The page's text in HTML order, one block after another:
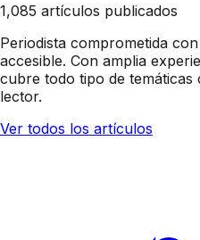
1,085 artículos publicados
Periodista comprometida
accesible. Con amplia
cubre todo tipo de
lector.
Ver todos los artículos